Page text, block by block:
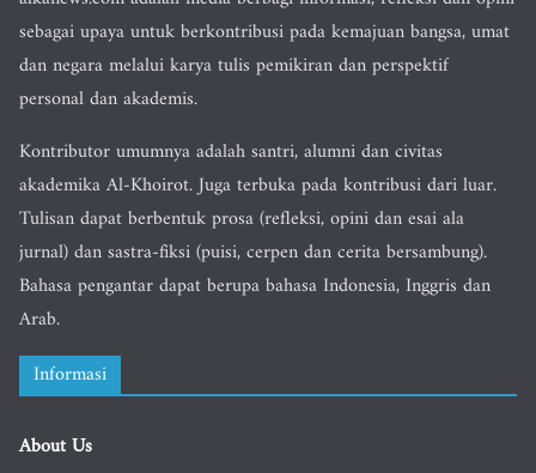
sebagai upaya untuk berkontribusi pada kemajuan bangsa, umat
dan negara melalui karya tulis pemikiran dan perspektif
personal dan akademis.
Kontributor umumnya adalah santri, alumni dan civitas
akademika Al-Khoirot. Juga terbuka pada kontribusi dari luar.
Tulisan dapat berbentuk prosa (refleksi, opini dan esai ala
jurnal) dan sastra-fiksi (puisi, cerpen dan cerita bersambung).
Bahasa pengantar dapat berupa bahasa Indonesia, Inggris dan
Arab.
Informasi
About Us